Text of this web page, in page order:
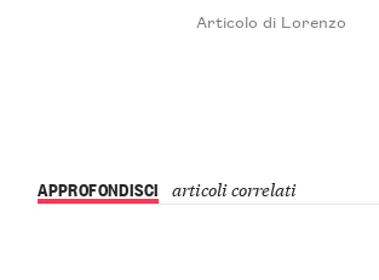
Articolo di Lorenzo
APPROFONDISCI articoli correlati